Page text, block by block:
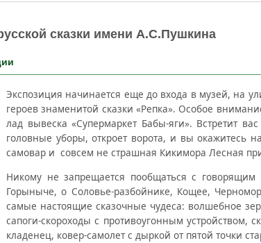
сказки имени А.С.Пушкина
Экспозиция начинается еще до входа в музей, на
героев знаменитой сказки «Репка». Особое
лад вывеска «Супермаркет Бабы-яги». Встретит
головные уборы, откроет ворота, и вы окажитесь
самовар и совсем не страшная Кикимора Лесная
Никому не запрещается пообщаться с говорящим
Горыныче, о Соловье-разбойнике, Кощее,
самые настоящие сказочные чудеса: волшебное
сапоги-скороходы с противоугонным устройством,
кладенец, ковер-самолет с дыркой от пятой точки